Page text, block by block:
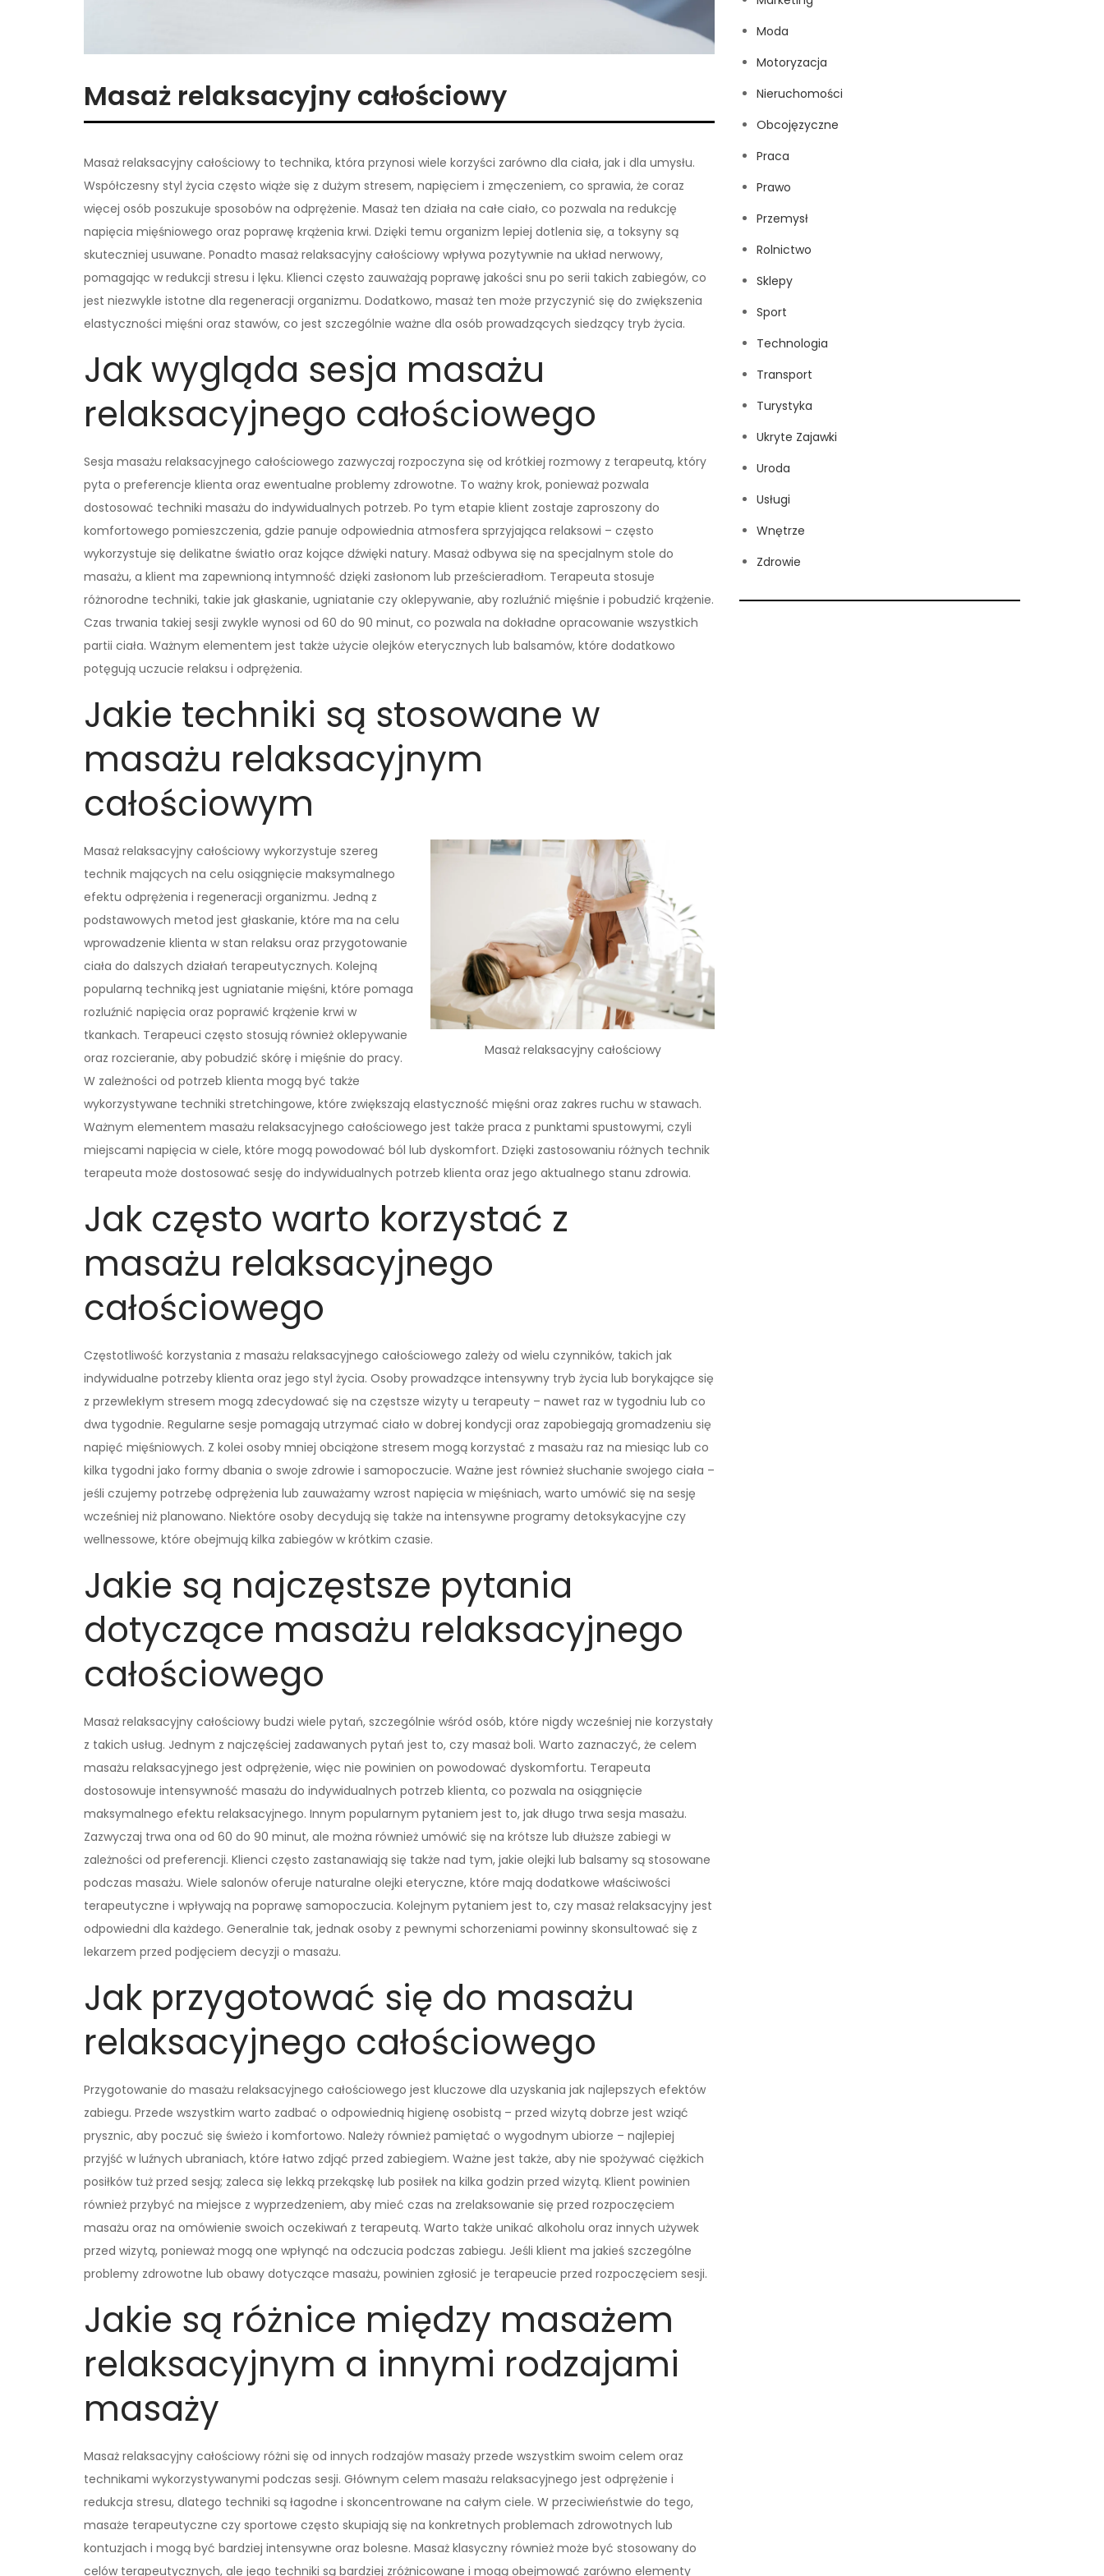
Masaż relaksacyjny całościowy
Masaż relaksacyjny całościowy to technika, która przynosi wiele korzyści zarówno dla ciała, jak i dla umysłu.
Współczesny styl życia często wiąże się z dużym stresem, napięciem i zmęczeniem, co sprawia, że coraz
więcej osób poszukuje sposobów na odprężenie. Masaż ten działa na całe ciało, co pozwala na redukcję
napięcia mięśniowego oraz poprawę krążenia krwi. Dzięki temu organizm lepiej dotlenia się, a toksyny są
skuteczniej usuwane. Ponadto masaż relaksacyjny całościowy wpływa pozytywnie na układ nerwowy,
pomagając w redukcji stresu i lęku. Klienci często zauważają poprawę jakości snu po serii takich zabiegów, co
jest niezwykle istotne dla regeneracji organizmu. Dodatkowo, masaż ten może przyczynić się do zwiększenia
elastyczności mięśni oraz stawów, co jest szczególnie ważne dla osób prowadzących siedzący tryb życia.
Jak wygląda sesja masażu
relaksacyjnego całościowego
Sesja masażu relaksacyjnego całościowego zazwyczaj rozpoczyna się od krótkiej rozmowy z terapeutą, który
pyta o preferencje klienta oraz ewentualne problemy zdrowotne. To ważny krok, ponieważ pozwala
dostosować techniki masażu do indywidualnych potrzeb. Po tym etapie klient zostaje zaproszony do
komfortowego pomieszczenia, gdzie panuje odpowiednia atmosfera sprzyjająca relaksowi – często
wykorzystuje się delikatne światło oraz kojące dźwięki natury. Masaż odbywa się na specjalnym stole do
masażu, a klient ma zapewnioną intymność dzięki zasłonom lub prześcieradłom. Terapeuta stosuje
różnorodne techniki, takie jak głaskanie, ugniatanie czy oklepywanie, aby rozluźnić mięśnie i pobudzić krążenie.
Czas trwania takiej sesji zwykle wynosi od 60 do 90 minut, co pozwala na dokładne opracowanie wszystkich
partii ciała. Ważnym elementem jest także użycie olejków eterycznych lub balsamów, które dodatkowo
potęgują uczucie relaksu i odprężenia.
Jakie techniki są stosowane w
masażu relaksacyjnym
całościowym
Masaż relaksacyjny całościowy
Masaż relaksacyjny całościowy wykorzystuje szereg
technik mających na celu osiągnięcie maksymalnego
efektu odprężenia i regeneracji organizmu. Jedną z
podstawowych metod jest głaskanie, które ma na celu
wprowadzenie klienta w stan relaksu oraz przygotowanie
ciała do dalszych działań terapeutycznych. Kolejną
popularną techniką jest ugniatanie mięśni, które pomaga
rozluźnić napięcia oraz poprawić krążenie krwi w
tkankach. Terapeuci często stosują również oklepywanie
oraz rozcieranie, aby pobudzić skórę i mięśnie do pracy.
W zależności od potrzeb klienta mogą być także
wykorzystywane techniki stretchingowe, które zwiększają elastyczność mięśni oraz zakres ruchu w stawach.
Ważnym elementem masażu relaksacyjnego całościowego jest także praca z punktami spustowymi, czyli
miejscami napięcia w ciele, które mogą powodować ból lub dyskomfort. Dzięki zastosowaniu różnych technik
terapeuta może dostosować sesję do indywidualnych potrzeb klienta oraz jego aktualnego stanu zdrowia.
Jak często warto korzystać z
masażu relaksacyjnego
całościowego
Częstotliwość korzystania z masażu relaksacyjnego całościowego zależy od wielu czynników, takich jak
indywidualne potrzeby klienta oraz jego styl życia. Osoby prowadzące intensywny tryb życia lub borykające się
z przewlekłym stresem mogą zdecydować się na częstsze wizyty u terapeuty – nawet raz w tygodniu lub co
dwa tygodnie. Regularne sesje pomagają utrzymać ciało w dobrej kondycji oraz zapobiegają gromadzeniu się
napięć mięśniowych. Z kolei osoby mniej obciążone stresem mogą korzystać z masażu raz na miesiąc lub co
kilka tygodni jako formy dbania o swoje zdrowie i samopoczucie. Ważne jest również słuchanie swojego ciała –
jeśli czujemy potrzebę odprężenia lub zauważamy wzrost napięcia w mięśniach, warto umówić się na sesję
wcześniej niż planowano. Niektóre osoby decydują się także na intensywne programy detoksykacyjne czy
wellnessowe, które obejmują kilka zabiegów w krótkim czasie.
Jakie są najczęstsze pytania
dotyczące masażu relaksacyjnego
całościowego
Masaż relaksacyjny całościowy budzi wiele pytań, szczególnie wśród osób, które nigdy wcześniej nie korzystały
z takich usług. Jednym z najczęściej zadawanych pytań jest to, czy masaż boli. Warto zaznaczyć, że celem
masażu relaksacyjnego jest odprężenie, więc nie powinien on powodować dyskomfortu. Terapeuta
dostosowuje intensywność masażu do indywidualnych potrzeb klienta, co pozwala na osiągnięcie
maksymalnego efektu relaksacyjnego. Innym popularnym pytaniem jest to, jak długo trwa sesja masażu.
Zazwyczaj trwa ona od 60 do 90 minut, ale można również umówić się na krótsze lub dłuższe zabiegi w
zależności od preferencji. Klienci często zastanawiają się także nad tym, jakie olejki lub balsamy są stosowane
podczas masażu. Wiele salonów oferuje naturalne olejki eteryczne, które mają dodatkowe właściwości
terapeutyczne i wpływają na poprawę samopoczucia. Kolejnym pytaniem jest to, czy masaż relaksacyjny jest
odpowiedni dla każdego. Generalnie tak, jednak osoby z pewnymi schorzeniami powinny skonsultować się z
lekarzem przed podjęciem decyzji o masażu.
Jak przygotować się do masażu
relaksacyjnego całościowego
Przygotowanie do masażu relaksacyjnego całościowego jest kluczowe dla uzyskania jak najlepszych efektów
zabiegu. Przede wszystkim warto zadbać o odpowiednią higienę osobistą – przed wizytą dobrze jest wziąć
prysznic, aby poczuć się świeżo i komfortowo. Należy również pamiętać o wygodnym ubiorze – najlepiej
przyjść w luźnych ubraniach, które łatwo zdjąć przed zabiegiem. Ważne jest także, aby nie spożywać ciężkich
posiłków tuż przed sesją; zaleca się lekką przekąskę lub posiłek na kilka godzin przed wizytą. Klient powinien
również przybyć na miejsce z wyprzedzeniem, aby mieć czas na zrelaksowanie się przed rozpoczęciem
masażu oraz na omówienie swoich oczekiwań z terapeutą. Warto także unikać alkoholu oraz innych używek
przed wizytą, ponieważ mogą one wpłynąć na odczucia podczas zabiegu. Jeśli klient ma jakieś szczególne
problemy zdrowotne lub obawy dotyczące masażu, powinien zgłosić je terapeucie przed rozpoczęciem sesji.
Jakie są różnice między masażem
relaksacyjnym a innymi rodzajami
masaży
Masaż relaksacyjny całościowy różni się od innych rodzajów masaży przede wszystkim swoim celem oraz
technikami wykorzystywanymi podczas sesji. Głównym celem masażu relaksacyjnego jest odprężenie i
redukcja stresu, dlatego techniki są łagodne i skoncentrowane na całym ciele. W przeciwieństwie do tego,
masaże terapeutyczne czy sportowe często skupiają się na konkretnych problemach zdrowotnych lub
kontuzjach i mogą być bardziej intensywne oraz bolesne. Masaż klasyczny również może być stosowany do
celów terapeutycznych, ale jego techniki są bardziej zróżnicowane i mogą obejmować zarówno elementy
Moda
Motoryzacja
Nieruchomości
Obcojęzyczne
Praca
Prawo
Przemysł
Rolnictwo
Sklepy
Sport
Technologia
Transport
Turystyka
Ukryte Zajawki
Uroda
Usługi
Wnętrze
Zdrowie